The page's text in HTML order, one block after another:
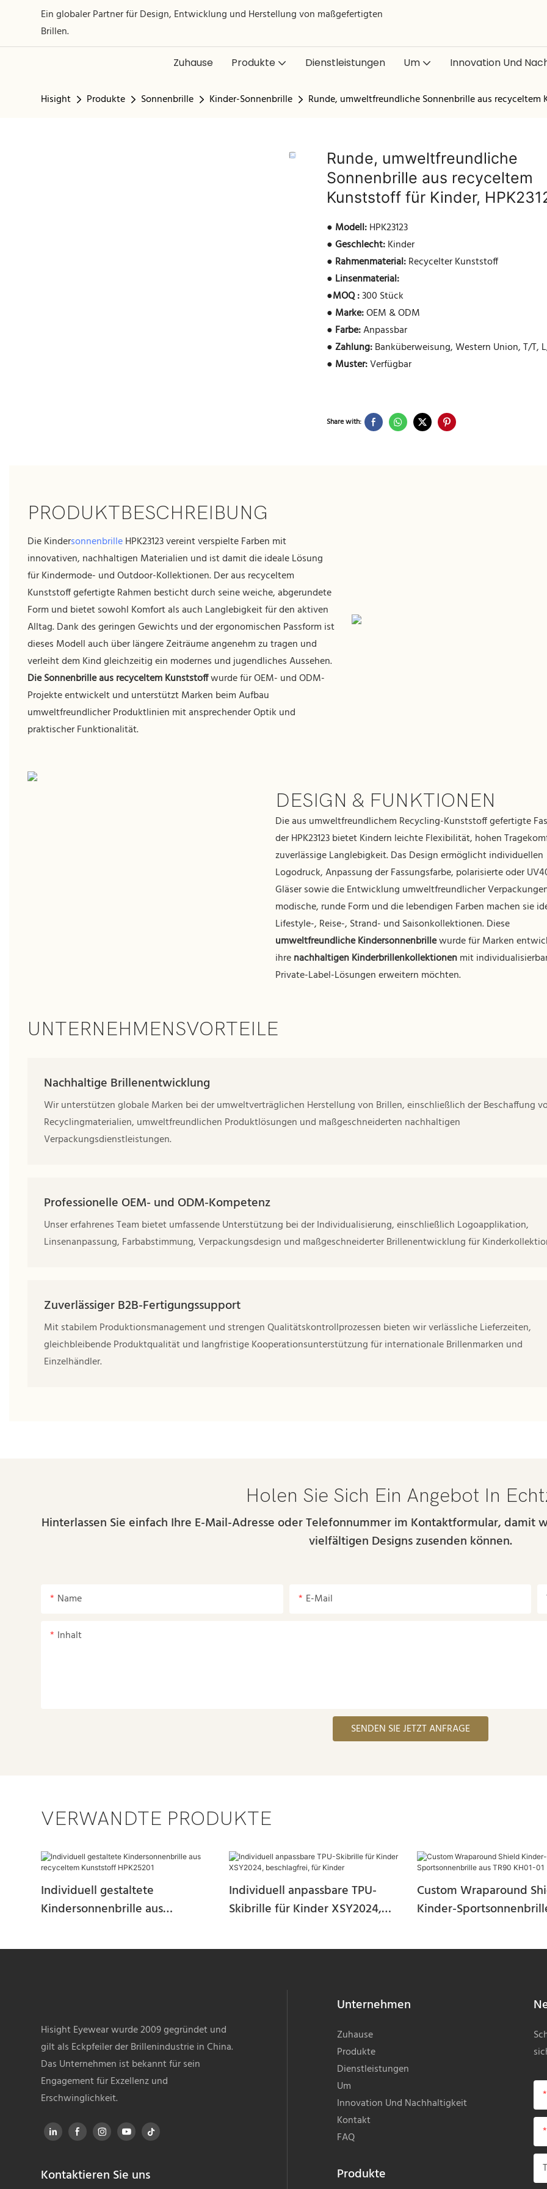
Ein globaler Partner für Design, Entwicklung und Herstellung von maßgefertigten
Brillen.
Zuhause Produkte Dienstleistungen Um Innovation Und
Hisight Produkte Sonnenbrille Kinder-Sonnenbrille Runde, umweltfreundliche Sonnenbrille aus recyceltem
Runde, umweltfreundliche
Sonnenbrille aus recyceltem
Kunststoff für Kinder,
● Modell:HPK23123
●Geschlecht:Kinder
● Rahmenmaterial:Recycelter Kunststoff
● Linsenmaterial:
●MOQ :300 Stück
● Marke:OEM & ODM
● Farbe:Anpassbar
●Zahlung:Banküberweisung, Western Union, T/T,
● Muster:Verfügbar
Share with:
PRODUKTBESCHREIBUNG
Die KindersonnenbrilleHPK23123 vereint verspielte Farben mit
innovativen, nachhaltigen Materialien und ist damit die ideale Lösung
für Kindermode- und Outdoor-Kollektionen. Der aus recyceltem
Kunststoff gefertigte Rahmen besticht durch seine weiche, abgerundete
Form und bietet sowohl Komfort als auch Langlebigkeit für den aktiven
Alltag. Dank des geringen Gewichts und der ergonomischen Passform ist
dieses Modell auch über längere Zeiträume angenehm zu tragen und
verleiht dem Kind gleichzeitig ein modernes und jugendliches Aussehen.
Die Sonnenbrille aus recyceltem Kunststoffwurde für OEM- und ODM-
Projekte entwickelt und unterstützt Marken beim Aufbau
umweltfreundlicher Produktlinien mit ansprechender Optik und
praktischer Funktionalität.
DESIGN & FUNKTIONEN
Die aus umweltfreundlichem Recycling-Kunststoff gefertigte
der HPK23123 bietet Kindern leichte Flexibilität, hohen
zuverlässige Langlebigkeit. Das Design ermöglicht individuellen
Logodruck, Anpassung der Fassungsfarbe, polarisierte oder
Gläser sowie die Entwicklung umweltfreundlicher
modische, runde Form und die lebendigen Farben machen sie
Lifestyle-, Reise-, Strand- und Saisonkollektionen. Diese
umweltfreundliche Kindersonnenbrillewurde für Marken
ihrenachhaltigen Kinderbrillenkollektionenmit
Private-Label-Lösungen erweitern möchten.
UNTERNEHMENSVORTEILE
Nachhaltige Brillenentwicklung
Wir unterstützen globale Marken bei der umweltverträglichen Herstellung von Brillen, einschließlich der Beschaffung
Recyclingmaterialien, umweltfreundlichen Produktlösungen und maßgeschneiderten nachhaltigen
Verpackungsdienstleistungen.
Professionelle OEM- und ODM-Kompetenz
Unser erfahrenes Team bietet umfassende Unterstützung bei der Individualisierung, einschließlich Logoapplikation,
Linsenanpassung, Farbabstimmung, Verpackungsdesign und maßgeschneiderter Brillenentwicklung für
Zuverlässiger B2B-Fertigungssupport
Mit stabilem Produktionsmanagement und strengen Qualitätskontrollprozessen bieten wir verlässliche Lieferzeiten,
gleichbleibende Produktqualität und langfristige Kooperationsunterstützung für internationale Brillenmarken und
Einzelhändler.
Holen Sie Sich Ein Angebot In
Hinterlassen Sie einfach Ihre E-Mail-Adresse oder Telefonnummer im Kontaktformular, damit
vielfältigen Designs zusenden können.
Name E-Mail
Inhalt
SENDEN SIE JETZT ANFRAGE
VERWANDTE PRODUKTE
Individuell gestaltete
Kindersonnenbrille aus
Individuell anpassbare TPU-
Skibrille für Kinder XSY2024,
Custom Wraparound
Kinder-
Hisight Eyewear wurde 2009 gegründet und
gilt als Eckpfeiler der Brillenindustrie in China.
Das Unternehmen ist bekannt für sein
Engagement für Exzellenz und
Erschwinglichkeit.
Kontaktieren Sie uns
Unternehmen
Zuhause
Produkte
Dienstleistungen
Um
Innovation Und Nachhaltigkeit
Kontakt
FAQ
Produkte